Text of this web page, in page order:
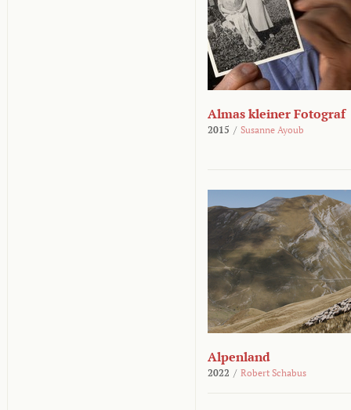
Almas kleiner Fotograf
2015 / Susanne Ayoub
Alpenland
2022 / Robert Schabus